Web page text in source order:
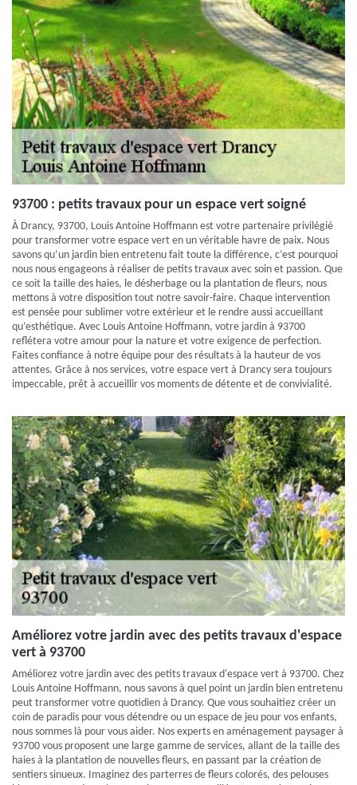
93700 : petits travaux pour un espace vert soigné
À Drancy, 93700, Louis Antoine Hoffmann est votre partenaire privilégié
pour transformer votre espace vert en un véritable havre de paix. Nous
savons qu’un jardin bien entretenu fait toute la différence, c’est pourquoi
nous nous engageons à réaliser de petits travaux avec soin et passion. Que
ce soit la taille des haies, le désherbage ou la plantation de fleurs, nous
mettons à votre disposition tout notre savoir-faire. Chaque intervention
est pensée pour sublimer votre extérieur et le rendre aussi accueillant
qu’esthétique. Avec Louis Antoine Hoffmann, votre jardin à 93700
reflétera votre amour pour la nature et votre exigence de perfection.
Faites confiance à notre équipe pour des résultats à la hauteur de vos
attentes. Grâce à nos services, votre espace vert à Drancy sera toujours
impeccable, prêt à accueillir vos moments de détente et de convivialité.
Améliorez votre jardin avec des petits travaux d'espace
vert à 93700
Améliorez votre jardin avec des petits travaux d'espace vert à 93700. Chez
Louis Antoine Hoffmann, nous savons à quel point un jardin bien entretenu
peut transformer votre quotidien à Drancy. Que vous souhaitiez créer un
coin de paradis pour vous détendre ou un espace de jeu pour vos enfants,
nous sommes là pour vous aider. Nos experts en aménagement paysager à
93700 vous proposent une large gamme de services, allant de la taille des
haies à la plantation de nouvelles fleurs, en passant par la création de
sentiers sinueux. Imaginez des parterres de fleurs colorés, des pelouses